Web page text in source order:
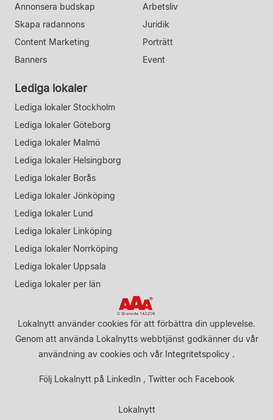
Annonsera budskap
Skapa radannons
Content Marketing
Banners
Arbetsliv
Juridik
Porträtt
Event
Lediga lokaler
Lediga lokaler Stockholm
Lediga lokaler Göteborg
Lediga lokaler Malmö
Lediga lokaler Helsingborg
Lediga lokaler Borås
Lediga lokaler Jönköping
Lediga lokaler Lund
Lediga lokaler Linköping
Lediga lokaler Norrköping
Lediga lokaler Uppsala
Lediga lokaler per län
Lokalnytt använder cookies för att förbättra din upplevelse.
Genom att använda Lokalnytts webbtjänst godkänner du vår
användning av cookies och vår Integritetspolicy .
Följ Lokalnytt på LinkedIn, Twitteroch Facebook
Lokalnytt